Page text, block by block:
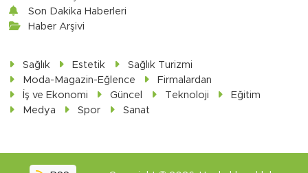
Son Dakika Haberleri
Haber Arşivi
Sağlık Estetik
Sağlık Turizmi
Moda-Magazin-Eğlence
Firmalardan
İş ve Ekonomi
Güncel Teknoloji
Eğitim
Medya
Spor Sanat